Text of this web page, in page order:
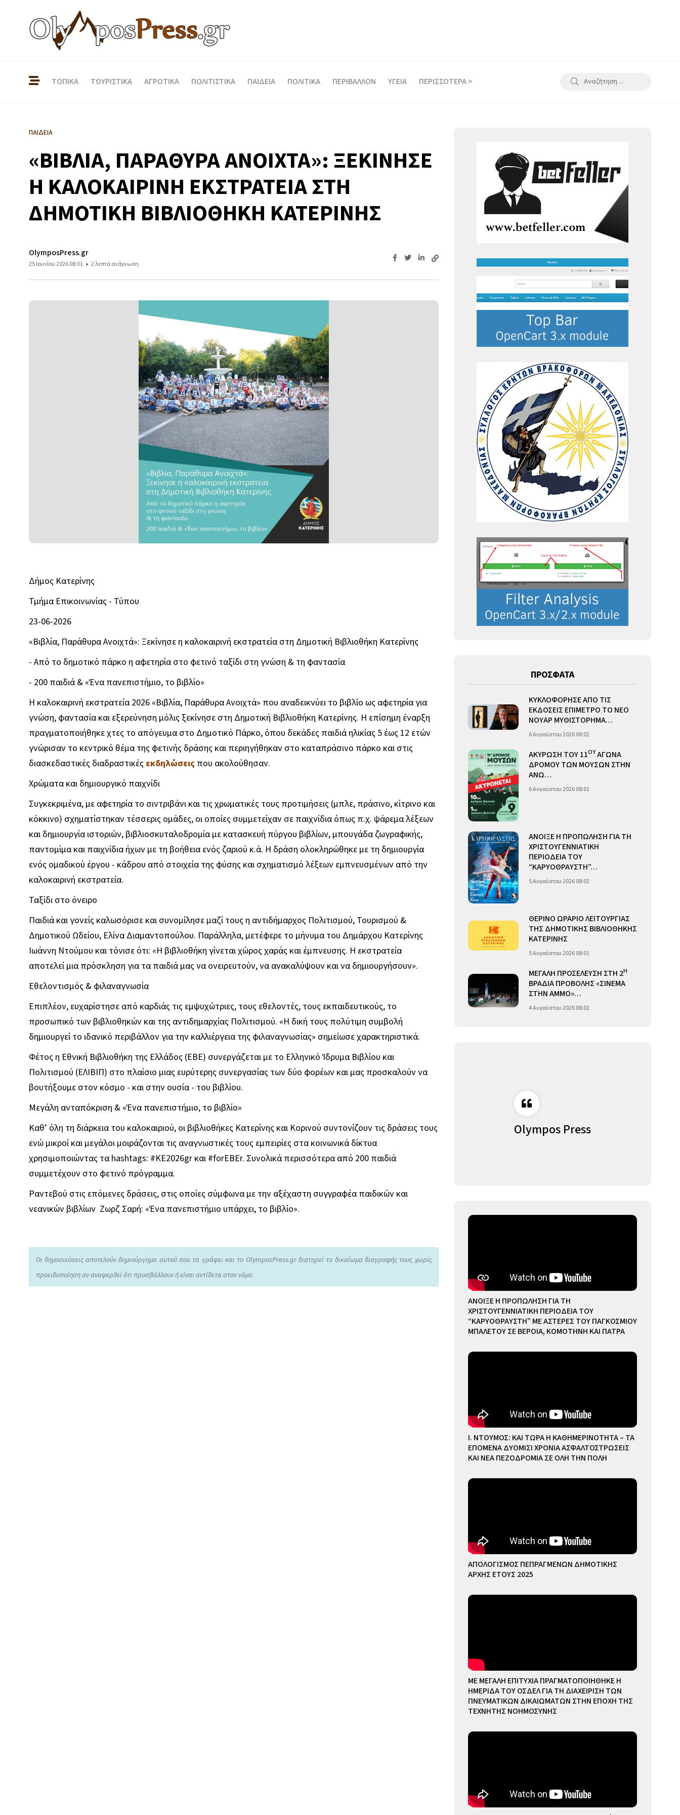
ΤΟΠΙΚΑ ΤΟΥΡΙΣΤΙΚΑ ΑΓΡΟΤΙΚΑ ΠΟΛΙΤΙΣΤΙΚΑ ΠΑΙΔΕΙΑ ΠΟΛΙΤΙΚΑ ΠΕΡΙΒΑΛΛΟΝ ΥΓΕΙΑ ΠΕΡΙΣΣΟΤΕΡΑ >
ΠΑΙΔΕΙΑ
«ΒΙΒΛΙΑ, ΠΑΡΑΘΥΡΑ ΑΝΟΙΧΤΑ»: ΞΕΚΙΝΗΣΕ
Η ΚΑΛΟΚΑΙΡΙΝΗ ΕΚΣΤΡΑΤΕΙΑ ΣΤΗ
ΔΗΜΟΤΙΚΗ ΒΙΒΛΙΟΘΗΚΗ ΚΑΤΕΡΙΝΗΣ
OlymposPress.gr
25 Ιουνίου 2026 08:01 2 λεπτά ανάγνωση
Δήμος Κατερίνης
Τμήμα Επικοινωνίας - Τύπου
23-06-2026
«Βιβλία, Παράθυρα Ανοιχτά»: Ξεκίνησε η καλοκαιρινή εκστρατεία στη Δημοτική Βιβλιοθήκη Κατερίνης
- Από το δημοτικό πάρκο η αφετηρία στο φετινό ταξίδι στη γνώση & τη φαντασία
- 200 παιδιά & «Ένα πανεπιστήμιο, το βιβλίο»
Η καλοκαιρινή εκστρατεία 2026 «Βιβλία, Παράθυρα Ανοιχτά» που αναδεικνύει το βιβλίο ως αφετηρία για
γνώση, φαντασία και εξερεύνηση μόλις ξεκίνησε στη Δημοτική Βιβλιοθήκη Κατερίνης. Η επίσημη έναρξη
πραγματοποιήθηκε χτες το απόγευμα στο Δημοτικό Πάρκο, όπου δεκάδες παιδιά ηλικίας 5 έως 12 ετών
γνώρισαν το κεντρικό θέμα της φετινής δράσης και περιηγήθηκαν στο καταπράσινο πάρκο και στις
διασκεδαστικές διαδραστικές εκδηλώσεις που ακολούθησαν.
Χρώματα και δημιουργικό παιχνίδι
Συγκεκριμένα, με αφετηρία το σιντριβάνι και τις χρωματικές τους προτιμήσεις (μπλε, πράσινο, κίτρινο και
κόκκινο) σχηματίστηκαν τέσσερις ομάδες, οι οποίες συμμετείχαν σε παιχνίδια όπως π.χ. ψάρεμα λέξεων
και δημιουργία ιστοριών, βιβλιοσκυταλοδρομία με κατασκευή πύργου βιβλίων, μπουγάδα ζωγραφικής,
παντομίμα και παιχνίδια ήχων με τη βοήθεια ενός ζαριού κ.ά. Η δράση ολοκληρώθηκε με τη δημιουργία
ενός ομαδικού έργου - κάδρου από στοιχεία της φύσης και σχηματισμό λέξεων εμπνευσμένων από την
καλοκαιρινή εκστρατεία.
Ταξίδι στο όνειρο
Παιδιά και γονείς καλωσόρισε και συνομίλησε μαζί τους η αντιδήμαρχος Πολιτισμού, Τουρισμού &
Δημοτικού Ωδείου, Ελίνα Διαμαντοπούλου. Παράλληλα, μετέφερε το μήνυμα του Δημάρχου Κατερίνης
Ιωάννη Ντούμου και τόνισε ότι: «Η βιβλιοθήκη γίνεται χώρος χαράς και έμπνευσης. Η εκστρατεία
αποτελεί μια πρόσκληση για τα παιδιά μας να ονειρευτούν, να ανακαλύψουν και να δημιουργήσουν».
Εθελοντισμός & φιλαναγνωσία
Επιπλέον, ευχαρίστησε από καρδιάς τις εμψυχώτριες, τους εθελοντές, τους εκπαιδευτικούς, το
προσωπικό των βιβλιοθηκών και της αντιδημαρχίας Πολιτισμού. «Η δική τους πολύτιμη συμβολή
δημιουργεί το ιδανικό περιβάλλον για την καλλιέργεια της φιλαναγνωσίας» σημείωσε χαρακτηριστικά.
Φέτος η Εθνική Βιβλιοθήκη της Ελλάδος (ΕΒΕ) συνεργάζεται με το Ελληνικό Ίδρυμα Βιβλίου και
Πολιτισμού (ΕΛΙΒΙΠ) στο πλαίσιο μιας ευρύτερης συνεργασίας των δύο φορέων και μας προσκαλούν να
βουτήξουμε στον κόσμο - και στην ουσία - του βιβλίου.
Μεγάλη ανταπόκριση & «Ένα πανεπιστήμιο, το βιβλίο»
Καθ’ όλη τη διάρκεια του καλοκαιριού, οι βιβλιοθήκες Κατερίνης και Κορινού συντονίζουν τις δράσεις τους
ενώ μικροί και μεγάλοι μοιράζονται τις αναγνωστικές τους εμπειρίες στα κοινωνικά δίκτυα
χρησιμοποιώντας τα hashtags: #ΚΕ2026gr και #forEBEr. Συνολικά περισσότερα από 200 παιδιά
συμμετέχουν στο φετινό πρόγραμμα.
Ραντεβού στις επόμενες δράσεις, στις οποίες σύμφωνα με την αξέχαστη συγγραφέα παιδικών και
νεανικών βιβλίων Ζωρζ Σαρή: «Ένα πανεπιστήμιο υπάρχει, το βιβλίο».
Οι δημοσιεύσεις αποτελούν δημιούργημα αυτού που τα γράφει και το OlymposPress.gr διατηρεί το δικαίωμα διαγραφής τους χωρίς
προειδοποίηση αν αναφερθεί ότι προσβάλλουν ή είναι αντίθετα στον νόμο.
ΠΡΟΣΦΑΤΑ
ΚΥΚΛΟΦΟΡΗΣΕ ΑΠΟ ΤΙΣ
ΕΚΔΟΣΕΙΣ ΕΠΙΜΕΤΡΟ ΤΟ ΝΕΟ
ΝΟΥΑΡ ΜΥΘΙΣΤΟΡΗΜΑ…
6 Αυγούστου 2026 08:02
ΑΚΥΡΩΣΗ ΤΟΥ 11ΟΥΑΓΩΝΑ
ΔΡΟΜΟΥ ΤΩΝ ΜΟΥΣΩΝ ΣΤΗΝ
ΑΝΩ…
6 Αυγούστου 2026 08:01
ΑΝΟΙΞΕ Η ΠΡΟΠΩΛΗΣΗ ΓΙΑ ΤΗ
ΧΡΙΣΤΟΥΓΕΝΝΙΑΤΙΚΗ
ΠΕΡΙΟΔΕΙΑ ΤΟΥ
“ΚΑΡΥΟΘΡΑΥΣΤΗ”…
5 Αυγούστου 2026 08:02
ΘΕΡΙΝΟ ΩΡΑΡΙΟ ΛΕΙΤΟΥΡΓΙΑΣ
ΤΗΣ ΔΗΜΟΤΙΚΗΣ ΒΙΒΛΙΟΘΗΚΗΣ
ΚΑΤΕΡΙΝΗΣ
5 Αυγούστου 2026 08:01
ΜΕΓΑΛΗ ΠΡΟΣΕΛΕΥΣΗ ΣΤΗ 2Η
ΒΡΑΔΙΑ ΠΡΟΒΟΛΗΣ «ΣΙΝΕΜΑ
ΣΤΗΝ ΑΜΜΟ»…
4 Αυγούστου 2026 08:02
Olympos Press
ΑΝΟΙΞΕ Η ΠΡΟΠΩΛΗΣΗ ΓΙΑ ΤΗ
ΧΡΙΣΤΟΥΓΕΝΝΙΑΤΙΚΗ ΠΕΡΙΟΔΕΙΑ ΤΟΥ
“ΚΑΡΥΟΘΡΑΥΣΤΗ” ΜΕ ΑΣΤΕΡΕΣ ΤΟΥ ΠΑΓΚΟΣΜΙΟΥ
ΜΠΑΛΕΤΟΥ ΣΕ ΒΕΡΟΙΑ, ΚΟΜΟΤΗΝΗ ΚΑΙ ΠΑΤΡΑ
Ι. ΝΤΟΥΜΟΣ: ΚΑΙ ΤΩΡΑ Η ΚΑΘΗΜΕΡΙΝΟΤΗΤΑ – ΤΑ
ΕΠΟΜΕΝΑ ΔΥΟΜΙΣΙ ΧΡΟΝΙΑ ΑΣΦΑΛΤΟΣΤΡΩΣΕΙΣ
ΚΑΙ ΝΕΑ ΠΕΖΟΔΡΟΜΙΑ ΣΕ ΟΛΗ ΤΗΝ ΠΟΛΗ
ΑΠΟΛΟΓΙΣΜΟΣ ΠΕΠΡΑΓΜΕΝΩΝ ΔΗΜΟΤΙΚΗΣ
ΑΡΧΗΣ ΕΤΟΥΣ 2025
ΜΕ ΜΕΓΑΛΗ ΕΠΙΤΥΧΙΑ ΠΡΑΓΜΑΤΟΠΟΙΗΘΗΚΕ Η
ΗΜΕΡΙΔΑ ΤΟΥ ΟΣΔΕΛ ΓΙΑ ΤΗ ΔΙΑΧΕΙΡΙΣΗ ΤΩΝ
ΠΝΕΥΜΑΤΙΚΩΝ ΔΙΚΑΙΩΜΑΤΩΝ ΣΤΗΝ ΕΠΟΧΗ ΤΗΣ
ΤΕΧΝΗΤΗΣ ΝΟΗΜΟΣΥΝΗΣ